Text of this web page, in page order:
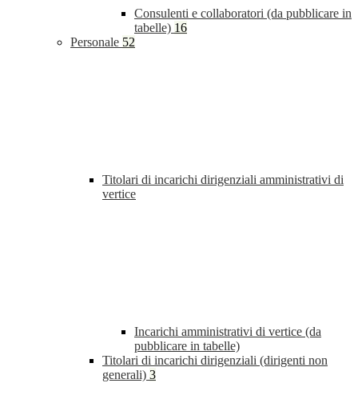
Consulenti e collaboratori (da pubblicare in
tabelle) 16
Personale 52
Titolari di incarichi dirigenziali amministrativi di
vertice
Incarichi amministrativi di vertice (da
pubblicare in tabelle)
Titolari di incarichi dirigenziali (dirigenti non
generali) 3